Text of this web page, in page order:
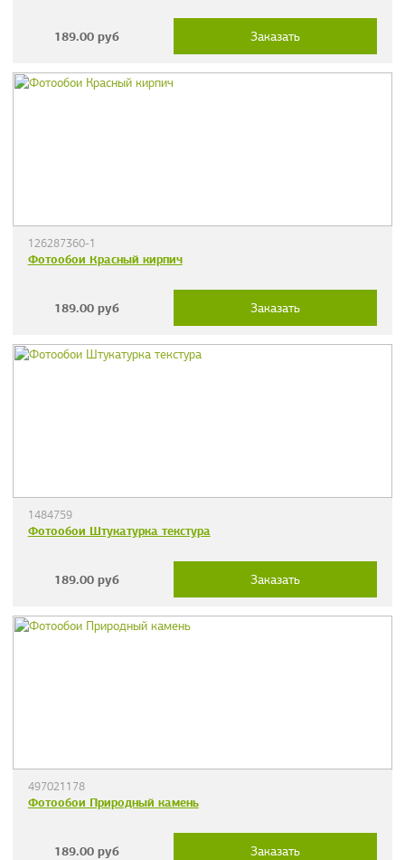
189.00 руб Заказать
126287360-1
Фотообои Красный кирпич
189.00 руб Заказать
1484759
Фотообои Штукатурка текстура
189.00 руб Заказать
497021178
Фотообои Природный камень
189.00 руб Заказать